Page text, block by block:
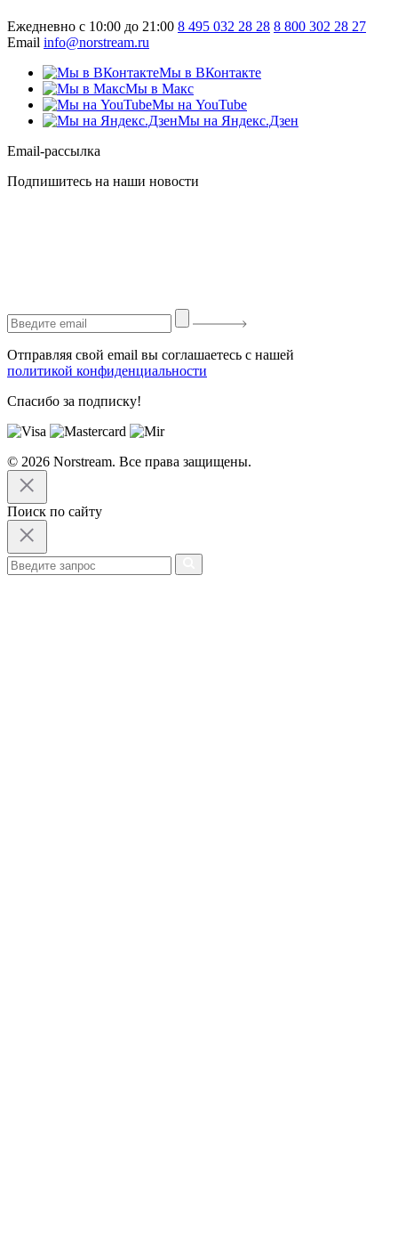
Ежедневно с 10:00 до 21:00 8 495 032 28 28 8 800 302 28 27
Email info@norstream.ru
Мы в ВКонтакте
Мы в Макс
Мы на YouTube
Мы на Яндекс.Дзен
Email-рассылка
Подпишитесь на наши новости
Отправляя свой email вы соглашаетесь с нашей
политикой конфиденциальности
Спасибо за подписку!
© 2026 Norstream. Все права защищены.
Поиск по сайту